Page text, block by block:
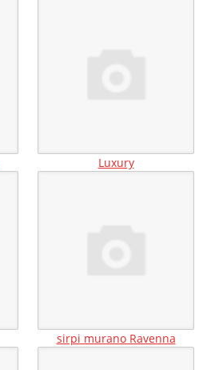
Luxury
sirpi murano Ravenna